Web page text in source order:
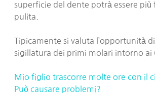
superficie del dente potrà essere più
pulita.
Tipicamente si valuta l’opportunità
sigillatura dei primi molari intorno ai
Mio figlio trascorre molte ore con il
Può causare problemi?